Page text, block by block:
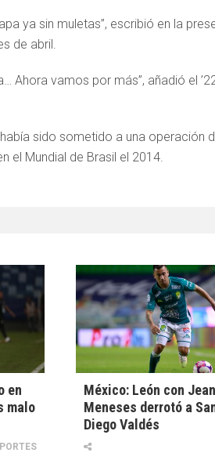
ya sin muletas”, escribió en la
de abril.
Ahora vamos por más”, añadió el
sido sometido a una operación
el Mundial de Brasil el 2014.
en
malo
México: León con Jean
Meneses derrotó a
Diego Valdés